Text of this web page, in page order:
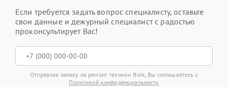
Если требуется задать вопрос специалисту, оставьте
свои данные и дежурный специалист с радостью
проконсультирует Вас!
Отправляя заявку на ремонт техники Bork, Вы соглашаетесь с
Политикой конфиденциальности